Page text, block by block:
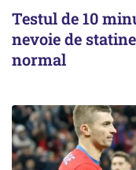
Testul de 10
nevoie de
normal